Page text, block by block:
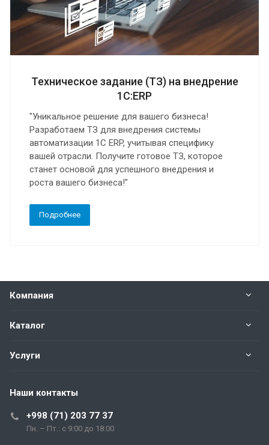
Техническое задание (ТЗ) на внедрение
1С:ERP
"Уникальное решение для вашего бизнеса!
Разработаем ТЗ для внедрения системы
автоматизации 1С ERP, учитывая специфику
вашей отрасли. Получите готовое ТЗ, которое
станет основой для успешного внедрения и
роста вашего бизнеса!"
Подробнее
Компания
Каталог
Услуги
Наши контакты
+998 (71) 203 77 37
Пн. – Пт.: с 9:00 до 18:00